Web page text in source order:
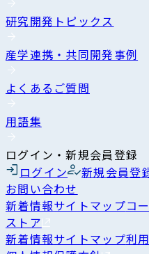
研究開発トピックス
産学連携・共同開発事例
よくあるご質問
用語集
ログイン・新規会員登録
ログイン
新規会員登
お問い合わせ
新着情報サイトマップコ
ストア
新着情報サイトマップ利